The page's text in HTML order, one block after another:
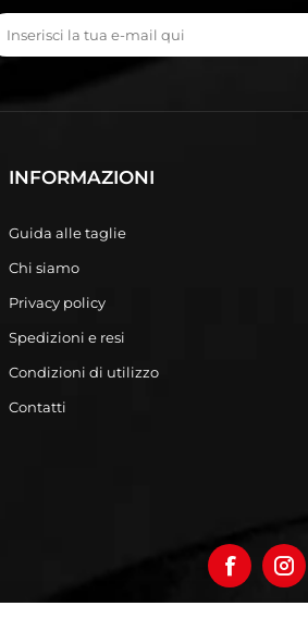
INFORMAZIONI
Guida alle taglie
Chi siamo
Privacy policy
Spedizioni e resi
Condizioni di utilizzo
Contatti